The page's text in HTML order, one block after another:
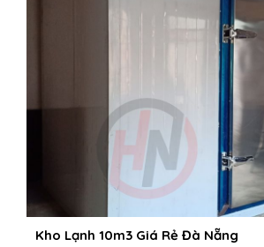
Kho Lạnh 10m3 Giá Rẻ Đà Nẵng